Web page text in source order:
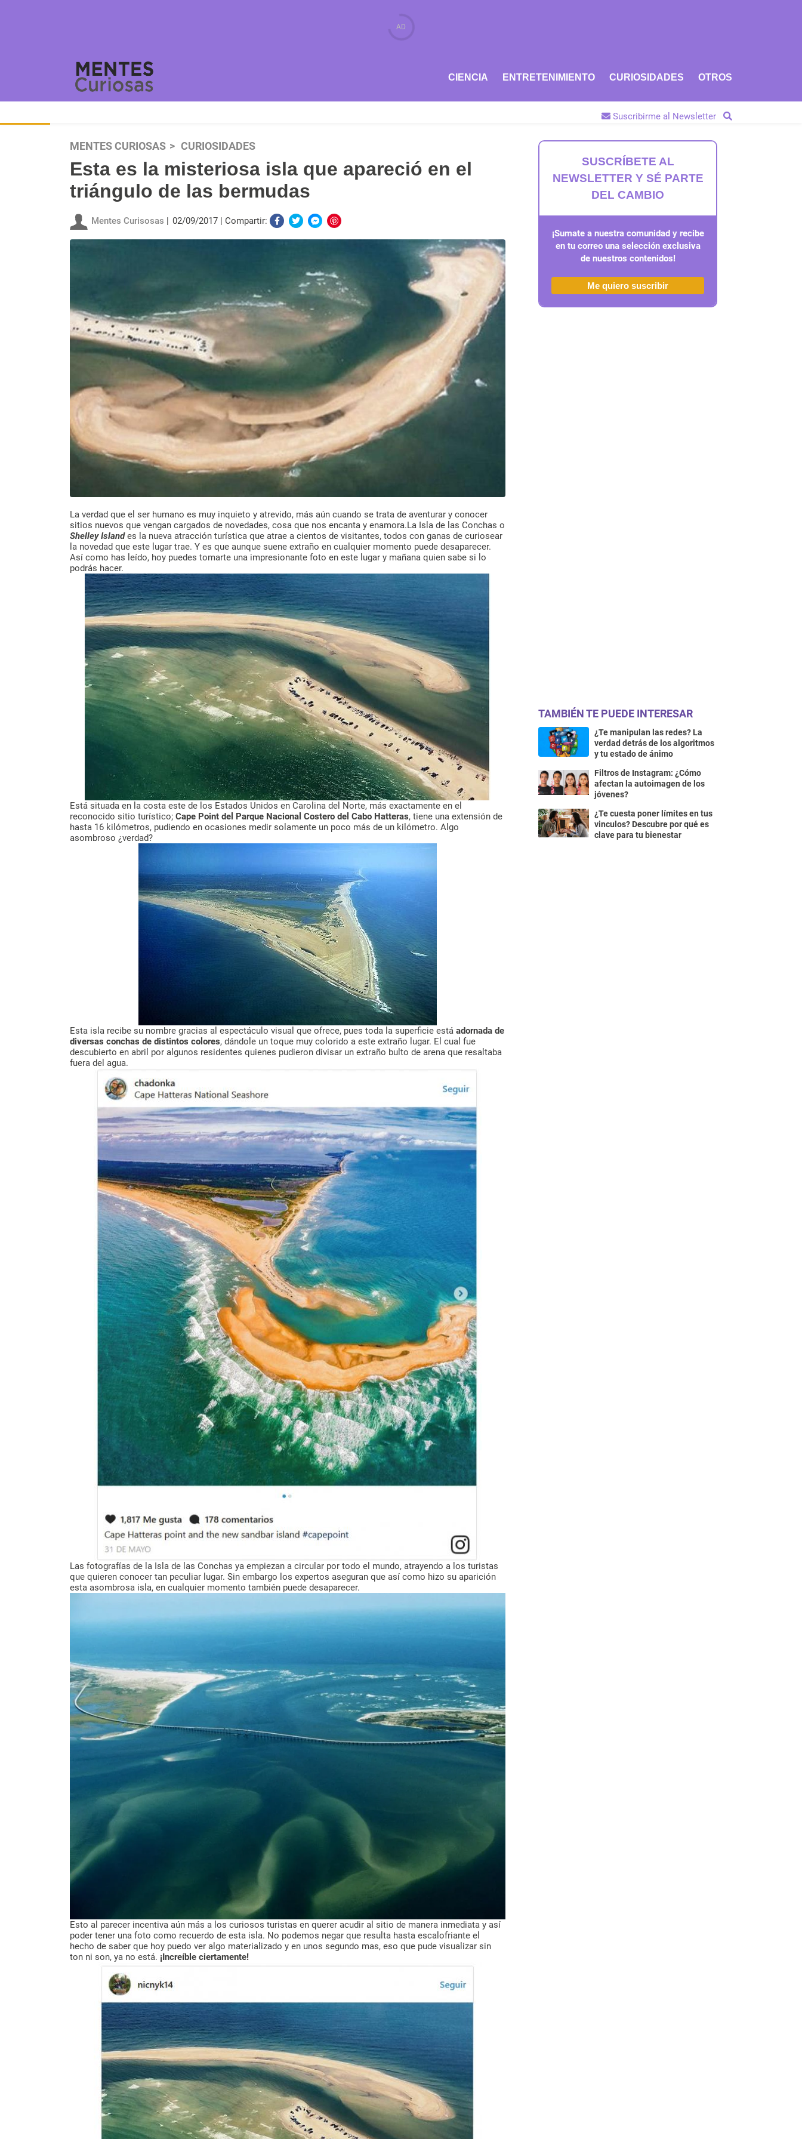
CIENCIA ENTRETENIMIENTO CURIOSIDADES OTROS
Suscribirme al Newsletter
MENTES CURIOSAS CURIOSIDADES
Esta es la misteriosa isla que apareció en el
triángulo de las bermudas
Mentes Curisosas 02/09/2017 Compartir:
La verdad que el ser humano es muy inquieto y atrevido, más aún cuando se trata de aventurar y conocer
sitios nuevos que vengan cargados de novedades, cosa que nos encanta y enamora.La Isla de las Conchas o
Shelley Islandes la nueva atracción turística que atrae a cientos de visitantes, todos con ganas de curiosear
la novedad que este lugar trae. Y es que aunque suene extraño en cualquier momento puede desaparecer.
Así como has leído, hoy puedes tomarte una impresionante foto en este lugar y mañana quien sabe si lo
podrás hacer.
Está situada en la costa este de los Estados Unidos en Carolina del Norte, más exactamente en el
reconocido sitio turístico; Cape Point del Parque Nacional Costero del Cabo Hatteras, tiene una extensión de
hasta 16 kilómetros, pudiendo en ocasiones medir solamente un poco más de un kilómetro. Algo
asombroso ¿verdad?
Esta isla recibe su nombre gracias al espectáculo visual que ofrece, pues toda la superficie está adornada de
diversas conchas de distintos colores, dándole un toque muy colorido a este extraño lugar. El cual fue
descubierto en abril por algunos residentes quienes pudieron divisar un extraño bulto de arena que resaltaba
fuera del agua.
Las fotografías de la Isla de las Conchas ya empiezan a circular por todo el mundo, atrayendo a los turistas
que quieren conocer tan peculiar lugar. Sin embargo los expertos aseguran que así como hizo su aparición
esta asombrosa isla, en cualquier momento también puede desaparecer.
Esto al parecer incentiva aún más a los curiosos turistas en querer acudir al sitio de manera inmediata y así
poder tener una foto como recuerdo de esta isla. No podemos negar que resulta hasta escalofriante el
hecho de saber que hoy puedo ver algo materializado y en unos segundo mas, eso que pude visualizar sin
ton ni son, ya no está. ¡Increíble ciertamente!
SUSCRÍBETE AL
NEWSLETTER Y SÉ PARTE
DEL CAMBIO
¡Sumate a nuestra comunidad y recibe
en tu correo una selección exclusiva
de nuestros contenidos!
Me quiero suscribir
TAMBIÉN TE PUEDE INTERESAR
¿Te manipulan las redes? La
verdad detrás de los algoritmos
y tu estado de ánimo
Filtros de Instagram: ¿Cómo
afectan la autoimagen de los
jóvenes?
¿Te cuesta poner límites en tus
vinculos? Descubre por qué es
clave para tu bienestar